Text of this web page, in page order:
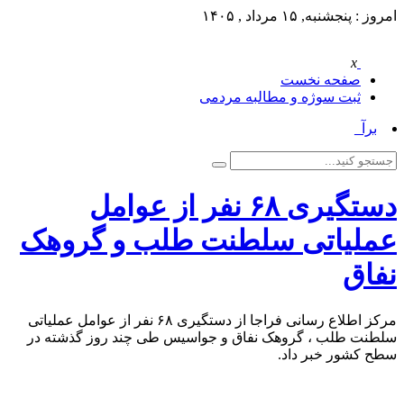
امروز : پنجشنبه, ۱۵ مرداد , ۱۴۰۵
x
صفحه نخست
ثبت سوژه و مطالبه مردمی
برآو_
دستگیری ۶۸ نفر از عوامل
عملیاتی سلطنت طلب و گروهک
نفاق
مرکز اطلاع رسانی فراجا از دستگیری ۶۸ نفر از عوامل عملیاتی
سلطنت طلب ، گروهک نفاق و جواسیس طی چند روز گذشته در
سطح کشور خبر داد.